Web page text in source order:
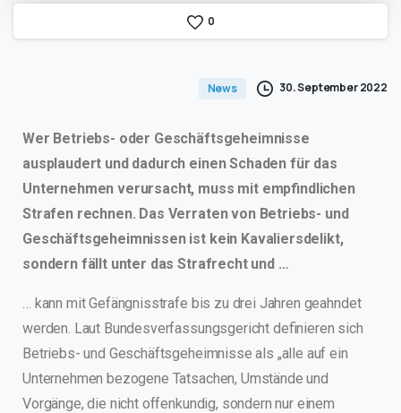
0
News 30. September 2022
Wer Betriebs- oder Geschäftsgeheimnisse
ausplaudert und dadurch einen Schaden für das
Unternehmen verursacht, muss mit empfindlichen
Strafen rechnen. Das Verraten von Betriebs- und
Geschäftsgeheimnissen ist kein Kavaliersdelikt,
sondern fällt unter das Strafrecht und …
… kann mit Gefängnisstrafe bis zu drei Jahren geahndet
werden. Laut Bundesverfassungsgericht definieren sich
Betriebs- und Geschäftsgeheimnisse als „alle auf ein
Unternehmen bezogene Tatsachen, Umstände und
Vorgänge, die nicht offenkundig, sondern nur einem